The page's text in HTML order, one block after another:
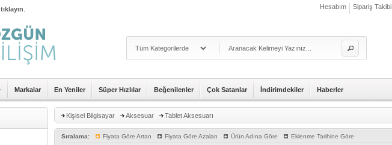
tıklayın
Markalar En Yeniler Süper Hızlılar Beğenilenler Çok Satanlar İndirimdekiler Haberler
Sipariş Takibi
Hesabım
Kişisel Bilgisayar Aksesuar Tablet Aksesuarı
Sıralama: Fiyata Göre Artan Fiyata Göre Azalan Ürün Adına Göre Eklenme Tarihine Göre